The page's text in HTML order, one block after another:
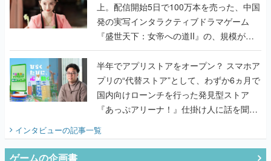
上。配信開始5日で100万本を売った、中国
発の実写インタラクティブドラマゲーム
『盛世天下：女帝への道II』の、規模が違
うこだわりをプロデューサーに聞いた
半年でアプリストアをオープン？ スマホア
プリの“代替ストア”として、わずか6ヵ月で
国内向けローンチを行った発見型ストア
『あっぷアリーナ！』仕掛け人に話を聞い
てみた
インタビューの記事一覧
ゲームの企画書